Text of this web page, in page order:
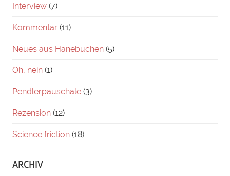
Interview (7)
Kommentar (11)
Neues aus Hanebüchen (5)
Oh, nein (1)
Pendlerpauschale (3)
Rezension (12)
Science friction (18)
ARCHIV